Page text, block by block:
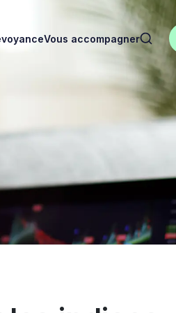
Vous accompagner
search